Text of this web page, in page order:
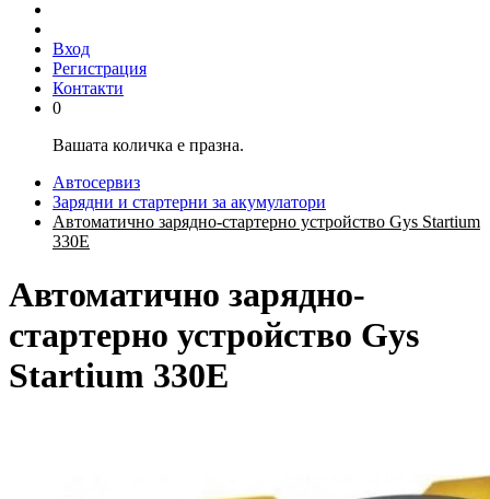
Вход
Регистрация
Контакти
0
Вашата количка е празна.
Автосервиз
Зарядни и стартерни за акумулатори
Автоматично зарядно-стартерно устройство Gys Startium
330E
Автоматично зарядно-
стартерно устройство Gys
Startium 330E